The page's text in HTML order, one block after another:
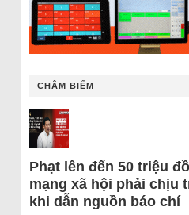
CHÂM BIẾM
Phạt lên đến 50 triệu
mạng xã hội phải chịu
khi dẫn nguồn báo chí